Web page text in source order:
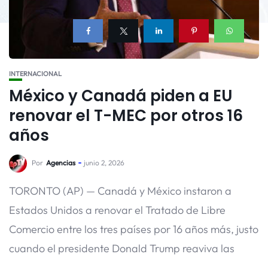
INTERNACIONAL
México y Canadá piden a EU
renovar el T-MEC por otros 16
años
Por Agencias junio 2, 2026
TORONTO (AP) — Canadá y México instaron a
Estados Unidos a renovar el Tratado de Libre
Comercio entre los tres países por 16 años más, justo
cuando el presidente Donald Trump reaviva las